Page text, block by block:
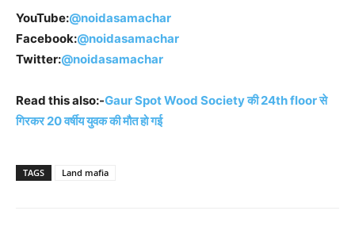
YouTube:@noidasamachar
Facebook:@noidasamachar
Twitter:@noidasamachar
Read this also:-Gaur Spot Wood Society की 24th floor से
गिरकर 20 वर्षीय युवक की मौत हो गई
TAGS Land mafia